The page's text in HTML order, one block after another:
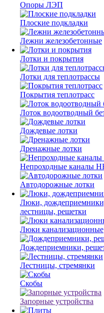
Опоры ЛЭП
Плоские подкладки
Лежни железобетонные
Лотки и покрытия
Лотки для теплотрассы
Покрытия теплотрасс
Лоток водоотводный
Дождевые лотки
Дренажные лотки
Непроходные каналы
Автодорожные лотки
Люки,
лестницы, решетки
Люки канализационные
Дождеприемники,
Лестницы, стремянки
Скобы
Запорные устройства